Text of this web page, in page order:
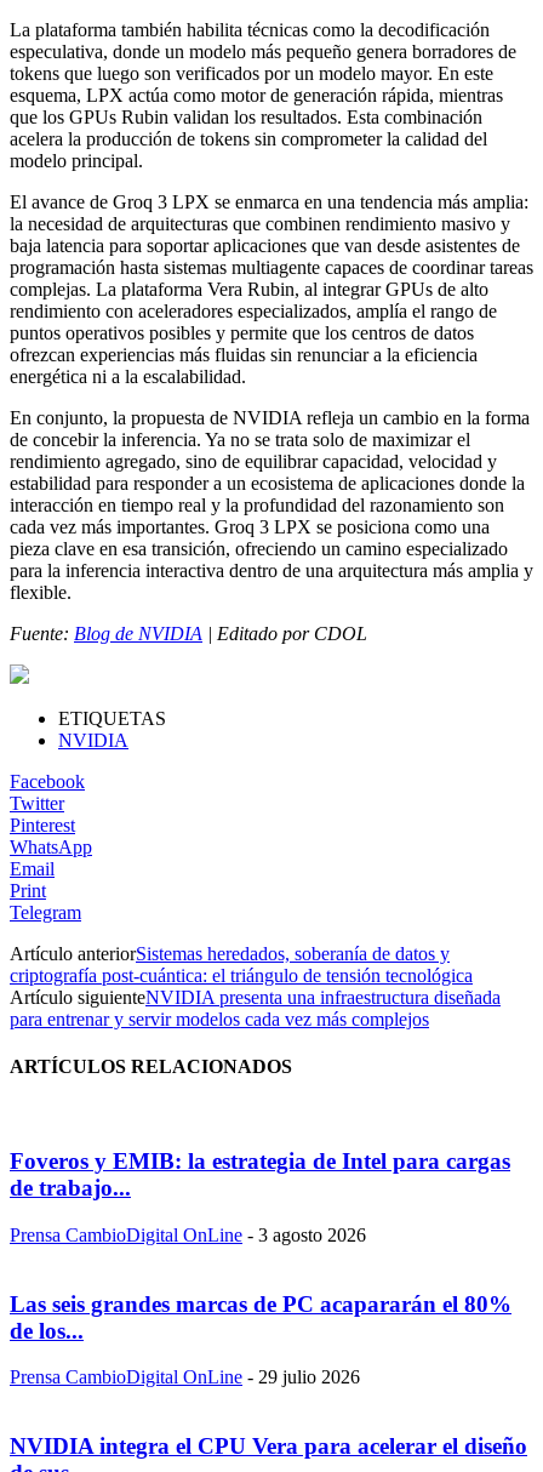
La plataforma también habilita técnicas como la decodificación
especulativa, donde un modelo más pequeño genera borradores de
tokens que luego son verificados por un modelo mayor. En este
esquema, LPX actúa como motor de generación rápida, mientras
que los GPUs Rubin validan los resultados. Esta combinación
acelera la producción de tokens sin comprometer la calidad del
modelo principal.
El avance de Groq 3 LPX se enmarca en una tendencia más amplia:
la necesidad de arquitecturas que combinen rendimiento masivo y
baja latencia para soportar aplicaciones que van desde asistentes de
programación hasta sistemas multiagente capaces de coordinar tareas
complejas. La plataforma Vera Rubin, al integrar GPUs de alto
rendimiento con aceleradores especializados, amplía el rango de
puntos operativos posibles y permite que los centros de datos
ofrezcan experiencias más fluidas sin renunciar a la eficiencia
energética ni a la escalabilidad.
En conjunto, la propuesta de NVIDIA refleja un cambio en la forma
de concebir la inferencia. Ya no se trata solo de maximizar el
rendimiento agregado, sino de equilibrar capacidad, velocidad y
estabilidad para responder a un ecosistema de aplicaciones donde la
interacción en tiempo real y la profundidad del razonamiento son
cada vez más importantes. Groq 3 LPX se posiciona como una
pieza clave en esa transición, ofreciendo un camino especializado
para la inferencia interactiva dentro de una arquitectura más amplia y
flexible.
Fuente: Blog de NVIDIA | Editado por CDOL
ETIQUETAS
NVIDIA
Facebook
Twitter
Pinterest
WhatsApp
Email
Print
Telegram
Artículo anteriorSistemas heredados, soberanía de datos y
criptografía post-cuántica: el triángulo de tensión tecnológica
Artículo siguienteNVIDIA presenta una infraestructura diseñada
para entrenar y servir modelos cada vez más complejos
ARTÍCULOS RELACIONADOS
Foveros y EMIB: la estrategia de Intel para cargas
de trabajo...
Prensa CambioDigital OnLine - 3 agosto 2026
Las seis grandes marcas de PC acapararán el 80%
de los...
Prensa CambioDigital OnLine - 29 julio 2026
NVIDIA integra el CPU Vera para acelerar el diseño